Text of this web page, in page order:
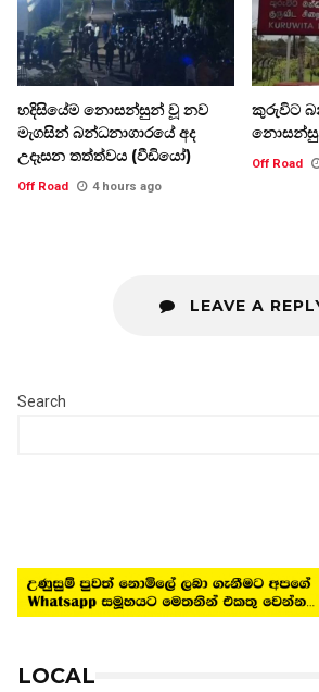
හදිසියේම නොසන්සුන් වූ නව
මැගසින් බන්ධනාගාරයේ අද
උදෑසන තත්ත්වය (වීඩියෝ)
Off Road 4 hours ago
කුරුවිට
Off Road
LEAVE A
Search
LOCAL